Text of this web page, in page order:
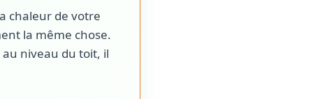
chaleur de votre
la même chose.
au niveau du toit, il